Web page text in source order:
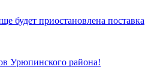
будет приостановлена поставка
Урюпинского района!